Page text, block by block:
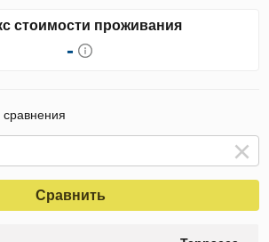
стоимости проживания
-
Сравнить